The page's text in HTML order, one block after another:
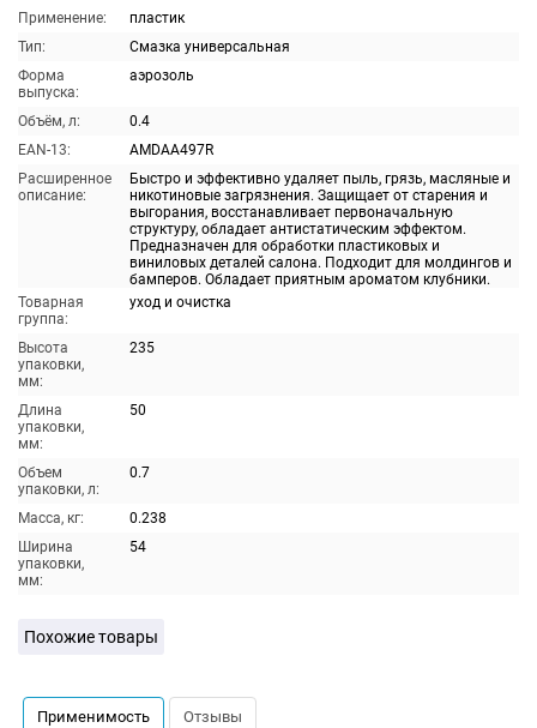
Применение:
пластик
Тип:
Смазка универсальная
Форма
выпуска:
аэрозоль
Объём, л:
0.4
EAN-13:
AMDAA497R
Расширенное
описание:
Быстро и эффективно удаляет пыль, грязь, масляные и
никотиновые загрязнения. Защищает от старения и
выгорания, восстанавливает первоначальную
структуру, обладает антистатическим эффектом.
Предназначен для обработки пластиковых и
виниловых деталей салона. Подходит для молдингов и
бамперов. Обладает приятным ароматом клубники.
Товарная
группа:
уход и очистка
Высота
упаковки,
мм:
235
Длина
упаковки,
мм:
50
Объем
упаковки, л:
0.7
Масса, кг:
0.238
Ширина
упаковки,
мм:
54
Похожие товары
Применимость Отзывы